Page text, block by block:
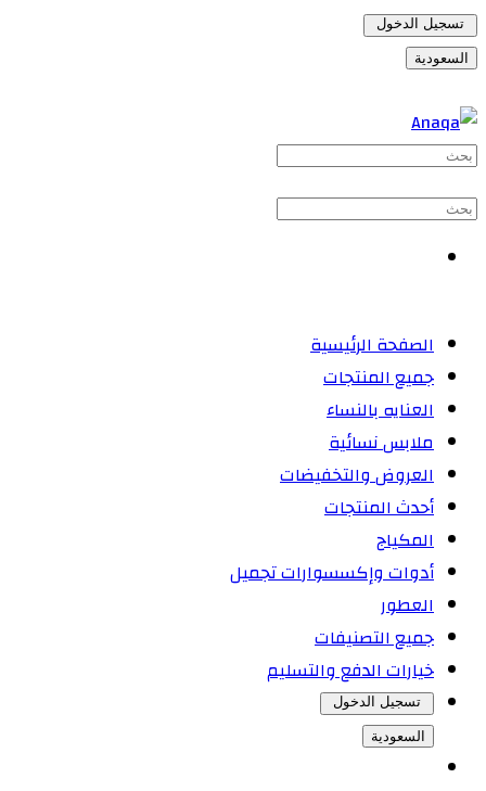
تسجيل الدخول
السعودية
الصفحة الرئيسية
جميع المنتجات
العنايه بالنساء
ملابس نسائية
العروض والتخفيضات
أحدث المنتجات
المكياج
أدوات وإكسسوارات تجميل
العطور
جميع التصنيفات
خيارات الدفع والتسليم
تسجيل الدخول
السعودية